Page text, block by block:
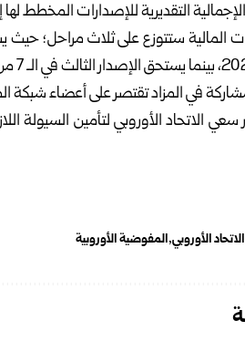
التقديرية للإصدارات المخطط لها إلى نحو 4
في المزاد تقتصر على أعضاء شبكة
الاتحاد الأوروبي لتأمين السيولة
الاتحاد الأوروبي المفوضية الأوروبية